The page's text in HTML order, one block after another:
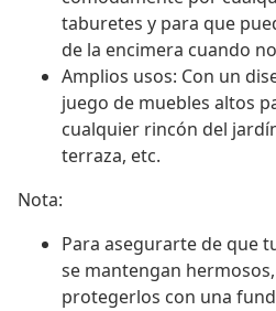
taburetes y para que
de la encimera cuando
Amplios usos: Con un
juego de muebles altos
cualquier rincón del
terraza, etc.
Nota:
Para asegurarte de que
se mantengan
protegerlos con una